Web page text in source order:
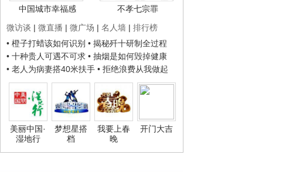
中国城市幸福感
不孝七宗罪
微访谈 | 微直播 | 微广场 | 名人墙 | 排行榜
• 橙子打蜡该如何识别 • 揭秘歼十研制全过程
• 十种贵人可遇不可求 • 抽烟是如何毁掉健康
• 老人为病妻搭40米扶手 • 拒绝浪费从我做起
美丽中国·
湿地行
梦想星搭
档
我要上春
晚
开门大吉